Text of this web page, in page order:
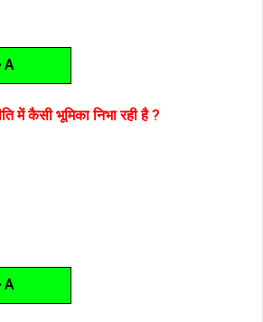
A
में कैसी भूमिका निभा रही है ?
A